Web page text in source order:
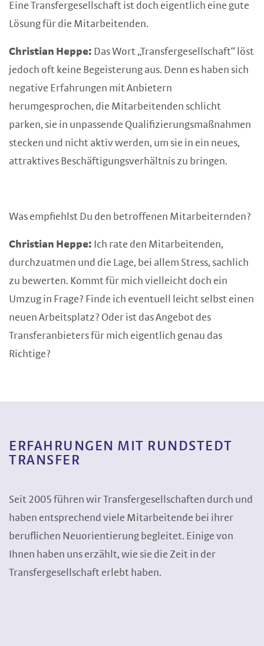
Eine Transfergesellschaft ist doch eigentlich eine gute
Lösung für die Mitarbeitenden.
Christian Heppe: Das Wort „Transfergesellschaft“ löst
jedoch oft keine Begeisterung aus. Denn es haben sich
negative Erfahrungen mit Anbietern
herumgesprochen, die Mitarbeitenden schlicht
parken, sie in unpassende Qualifizierungsmaßnahmen
stecken und nicht aktiv werden, um sie in ein neues,
attraktives Beschäftigungsverhältnis zu bringen.
Was empfiehlst Du den betroffenen Mitarbeiternden?
Christian Heppe: Ich rate den Mitarbeitenden,
durchzuatmen und die Lage, bei allem Stress, sachlich
zu bewerten. Kommt für mich vielleicht doch ein
Umzug in Frage? Finde ich eventuell leicht selbst einen
neuen Arbeitsplatz? Oder ist das Angebot des
Transferanbieters für mich eigentlich genau das
Richtige?
ERFAHRUNGEN MIT RUNDSTEDT
TRANSFER
Seit 2005 führen wir Transfergesellschaften durch und
haben entsprechend viele Mitarbeitende bei ihrer
beruflichen Neuorientierung begleitet. Einige von
Ihnen haben uns erzählt, wie sie die Zeit in der
Transfergesellschaft erlebt haben.